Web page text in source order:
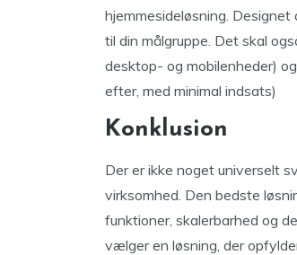
hjemmesideløsning.
til din målgruppe. Det skal
desktop- og mobilenheder)
efter, med minimal indsats)
Konklusion
Der er ikke noget universelt
virksomhed. Den bedste
funktioner, skalerbarhed og
vælger en løsning, der